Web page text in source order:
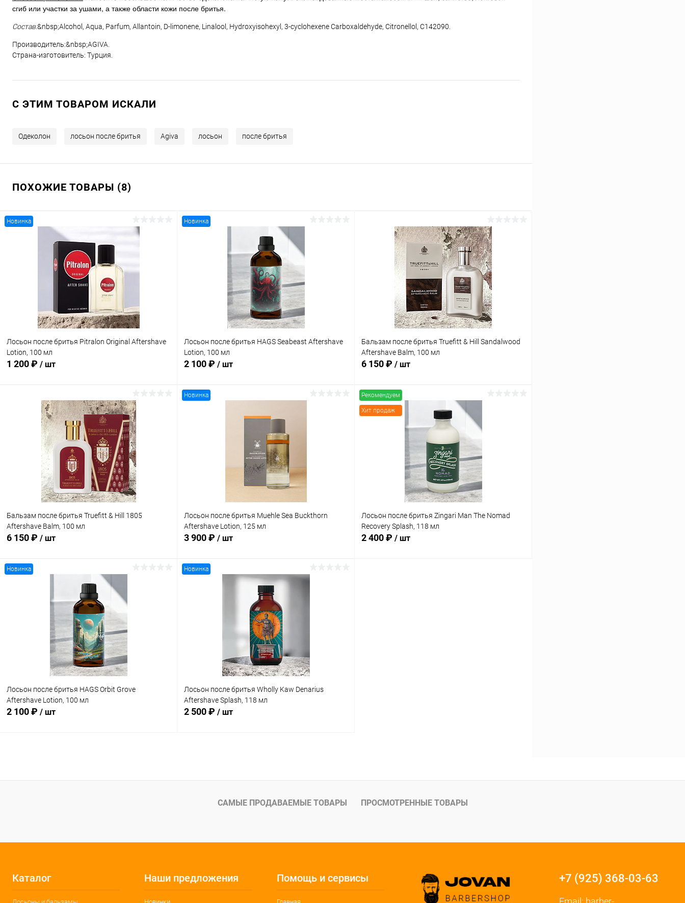
сгиб или участки за ушами, а также области кожи после бритья.
Состав:&nbsp;Alcohol, Aqua, Parfum, Allantoin, D-limonene, Linalool, Hydroxyisohexyl, 3-cyclohexene Carboxaldehyde, Citronellol, C142090.
Производитель:&nbsp;AGIVA.
Страна-изготовитель: Турция.
C ЭТИМ ТОВАРОМ ИСКАЛИ
Одеколон лосьон после бритья Agiva лосьон после бритья
ПОХОЖИЕ ТОВАРЫ (8)
Новинка
Лосьон после бритья Pitralon Original Aftershave
Lotion, 100 мл
1 200 ₽ / шт
В корзину
Купить в 1 клик Сравнение
В избранное В наличии
Новинка
Лосьон после бритья HAGS Seabeast Aftershave
Lotion, 100 мл
2 100 ₽ / шт
Сравнение
Бальзам после бритья Truefitt & Hill Sandalwood
Aftershave Balm, 100 мл
6 150 ₽ / шт
В корзину
Купить в 1 клик Сравнение
В наличии
Бальзам после бритья Truefitt & Hill 1805
Aftershave Balm, 100 мл
6 150 ₽ / шт
В корзину
Купить в 1 клик Сравнение
В наличии
Новинка
Лосьон после бритья Muehle Sea Buckthorn
Aftershave Lotion, 125 мл
3 900 ₽ / шт
В корзину
Рекомендуем
Хит продаж
Лосьон после бритья Zingari Man The Nomad
Recovery Splash, 118 мл
2 400 ₽ / шт
Новинка
Лосьон после бритья HAGS Orbit Grove
Aftershave Lotion, 100 мл
2 100 ₽ / шт
Купить в 1 клик Сравнение
Новинка
Лосьон после бритья Wholly Kaw Denarius
Aftershave Splash, 118 мл
2 500 ₽ / шт
Купить в 1 клик Сравнение
САМЫЕ ПРОДАВАЕМЫЕ ТОВАРЫ ПРОСМОТРЕННЫЕ ТОВАРЫ
Каталог Наши предложения Помощь и сервисы +7 (925) 368-03-63